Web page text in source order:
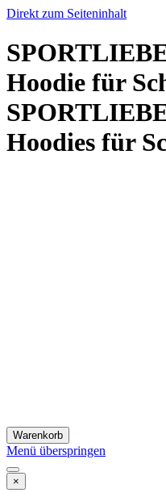
Direkt zum Seiteninhalt
Hoodie für
Hoodies für
Warenkorb
Menü überspringen
×